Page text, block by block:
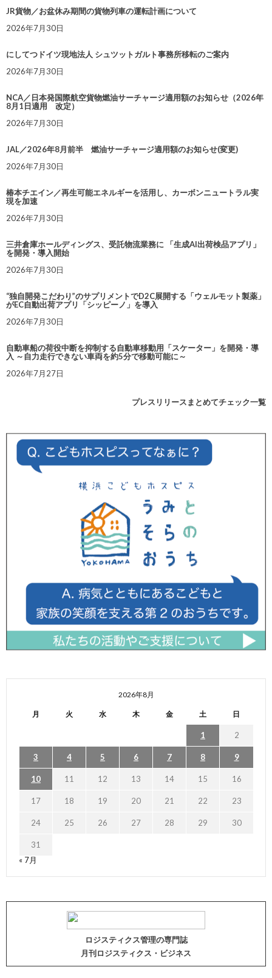
JR貨物／お盆休み期間の貨物列車の運転計画について
2026年7月30日
にしてつドイツ現地法人 シュツットガルト事務所移転のご案内
2026年7月30日
NCA／日本発国際航空貨物燃油サーチャージ適用額のお知らせ（2026年
8月1日適用 改定）
2026年7月30日
JAL／2026年8月前半 燃油サーチャージ適用額のお知らせ(変更)
2026年7月30日
椿本チエイン／再生可能エネルギーを活用し、カーボンニュートラル実
現を加速
2026年7月30日
三井倉庫ホールディングス、受託物流業務に 「生成AI出荷検品アプリ」
を開発・導入開始
2026年7月30日
“独自開発こだわり”のサプリメントでD2C展開する「ウェルモット製薬」
がEC自動出荷アプリ「シッピーノ」を導入
2026年7月30日
自動車船の荷役中断を抑制する自動車移動用「スケーター」を開発・導
入 ～自力走行できない車両を約5分で移動可能に～
2026年7月27日
プレスリリースまとめてチェック一覧
2026年8月
月 火 水 木 金 土 日
1 2
3 4 5 6 7 8 9
10 11 12 13 14 15 16
17 18 19 20 21 22 23
24 25 26 27 28 29 30
31
« 7月
ロジスティクス管理の専門誌
月刊ロジスティクス・ビジネス